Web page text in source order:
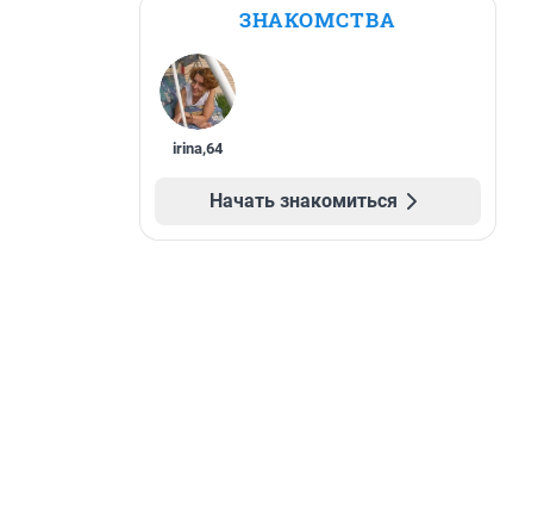
ЗНАКОМСТВА
irina,64
Начать знакомиться